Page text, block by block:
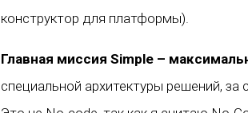
конструктор для платформы).
Главная миссия Simple –
специальной архитектуры решений,